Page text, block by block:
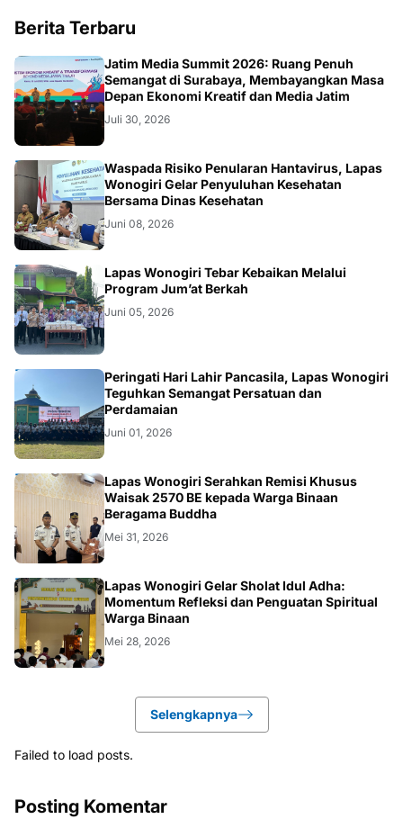
Berita Terbaru
SURABAYA
Jatim Media Summit 2026: Ruang Penuh
Semangat di Surabaya, Membayangkan Masa
Depan Ekonomi Kreatif dan Media Jatim
Juli 30, 2026
WONOGIRI
Waspada Risiko Penularan Hantavirus, Lapas
Wonogiri Gelar Penyuluhan Kesehatan
Bersama Dinas Kesehatan
Juni 08, 2026
WONOGIRI
Lapas Wonogiri Tebar Kebaikan Melalui
Program Jum’at Berkah
Juni 05, 2026
WONOGIRI
Peringati Hari Lahir Pancasila, Lapas Wonogiri
Teguhkan Semangat Persatuan dan
Perdamaian
Juni 01, 2026
WONOGIRI
Lapas Wonogiri Serahkan Remisi Khusus
Waisak 2570 BE kepada Warga Binaan
Beragama Buddha
Mei 31, 2026
WONOGIRI
Lapas Wonogiri Gelar Sholat Idul Adha:
Momentum Refleksi dan Penguatan Spiritual
Warga Binaan
Mei 28, 2026
Selengkapnya
Failed to load posts.
Posting Komentar